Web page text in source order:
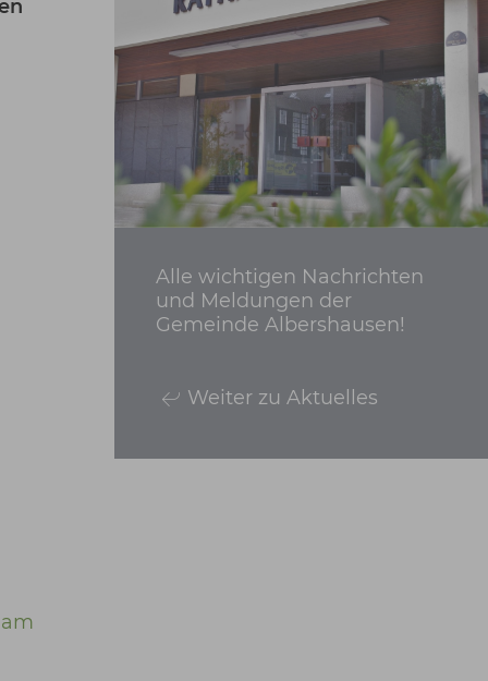
Alle wichtigen Nachrichten
und Meldungen der
Gemeinde Albershausen!
Weiter zu Aktuelles